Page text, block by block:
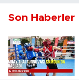
Son Haberler